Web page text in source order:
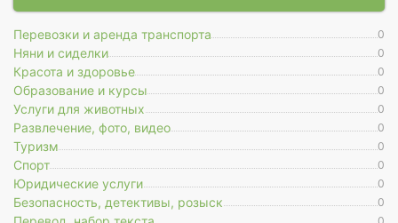
Перевозки и аренда транспорта 0
Няни и сиделки 0
Красота и здоровье 0
Образование и курсы 0
Услуги для животных 0
Развлечение, фото, видео 0
Туризм 0
Спорт 0
Юридические услуги 0
Безопасность, детективы, розыск 0